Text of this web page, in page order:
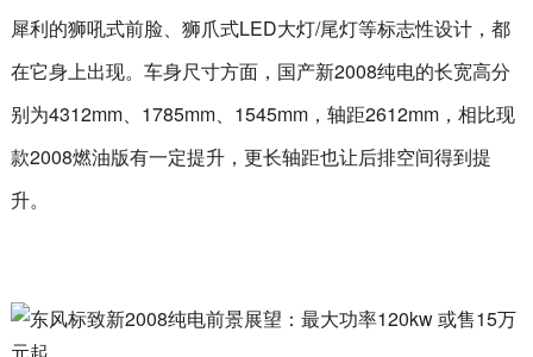
犀利的狮吼式前脸、狮爪式LED大灯/尾灯等标志性设计，都
在它身上出现。车身尺寸方面，国产新2008纯电的长宽高分
别为4312mm、1785mm、1545mm，轴距2612mm，相比现
款2008燃油版有一定提升，更长轴距也让后排空间得到提
升。